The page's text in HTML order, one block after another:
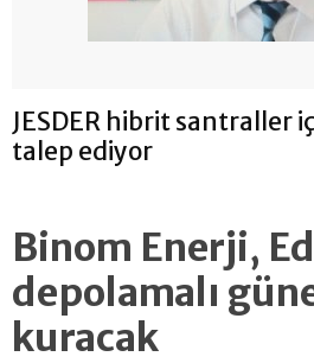
JESDER hibrit santraller
talep ediyor
Binom Enerji,
depolamalı
kuracak